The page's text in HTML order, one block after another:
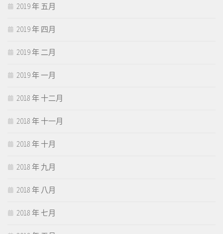
2019 年 五月
2019 年 四月
2019 年 二月
2019 年 一月
2018 年 十二月
2018 年 十一月
2018 年 十月
2018 年 九月
2018 年 八月
2018 年 七月